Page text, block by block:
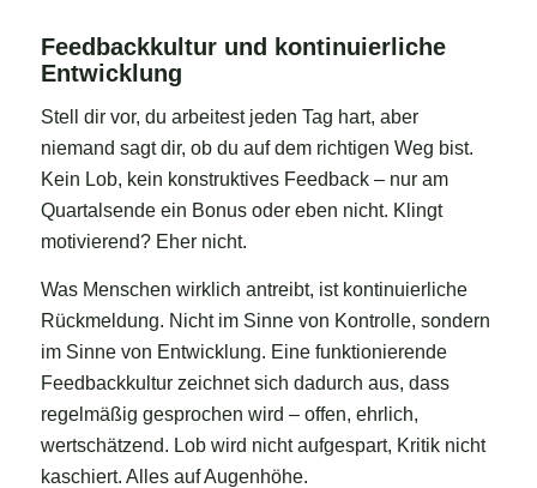
Feedbackkultur und kontinuierliche
Entwicklung
Stell dir vor, du arbeitest jeden Tag hart, aber
niemand sagt dir, ob du auf dem richtigen Weg bist.
Kein Lob, kein konstruktives Feedback – nur am
Quartalsende ein Bonus oder eben nicht. Klingt
motivierend? Eher nicht.
Was Menschen wirklich antreibt, ist kontinuierliche
Rückmeldung. Nicht im Sinne von Kontrolle, sondern
im Sinne von Entwicklung. Eine funktionierende
Feedbackkultur zeichnet sich dadurch aus, dass
regelmäßig gesprochen wird – offen, ehrlich,
wertschätzend. Lob wird nicht aufgespart, Kritik nicht
kaschiert. Alles auf Augenhöhe.